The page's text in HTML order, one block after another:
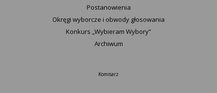
Postanowienia
Okręgi wyborcze i obwody głosowania
Konkurs „Wybieram Wybory”
Archiwum
Komisarz